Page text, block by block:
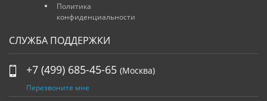
Политика
конфиденциальности
СЛУЖБА ПОДДЕРЖКИ
+7 (499) 685-45-65 (Москва)
Перезвоните мне